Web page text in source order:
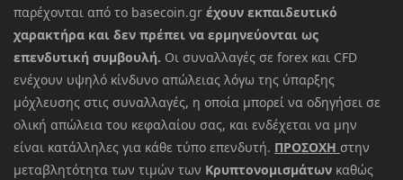
παρέχονται από το basecoin.gr έχουν εκπαιδευτικό
χαρακτήρα και δεν πρέπει να ερμηνεύονται ως
επενδυτική συμβουλή. Οι συναλλαγές σε forex και CFD
ενέχουν υψηλό κίνδυνο απώλειας λόγω της ύπαρξης
μόχλευσης στις συναλλαγές, η οποία μπορεί να οδηγήσει σε
ολική απώλεια του κεφαλαίου σας, και ενδέχεται να μην
είναι κατάλληλες για κάθε τύπο επενδυτή. ΠΡΟΣΟΧΗ στην
μεταβλητότητα των τιμών των Κρυπτονομισμάτων καθώς